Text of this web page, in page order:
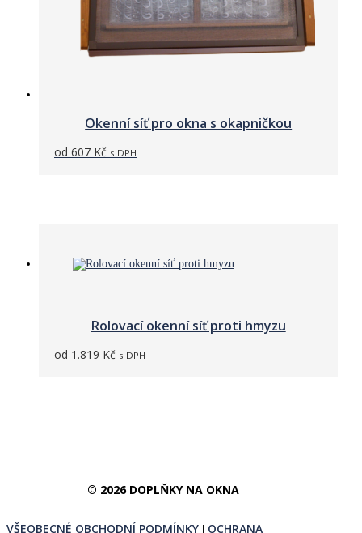
Okenní síť pro okna s okapničkou
od 607 Kč s DPH
Rolovací okenní síť proti hmyzu
od 1.819 Kč s DPH
© 2026 DOPLŇKY NA OKNA
VŠEOBECNÉ OBCHODNÍ PODMÍNKY OCHRANA